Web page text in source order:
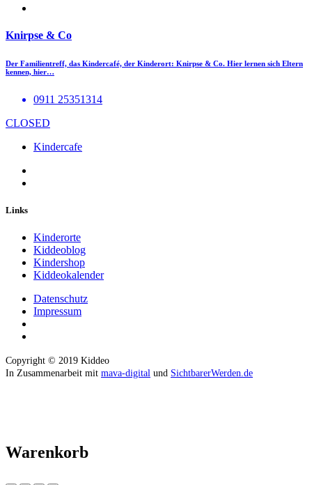
Knirpse & Co
Der Familientreff, das Kindercafé, der Kinderort: Knirpse & Co. Hier lernen sich Eltern
kennen, hier…
0911 25351314
CLOSED
Kindercafe
Links
Kinderorte
Kiddeoblog
Kindershop
Kiddeokalender
Datenschutz
Impressum
Copyright © 2019 Kiddeo
In Zusammenarbeit mit mava-digital und SichtbarerWerden.de
Warenkorb